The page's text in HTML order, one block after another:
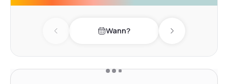
Previous day Wann? Next day